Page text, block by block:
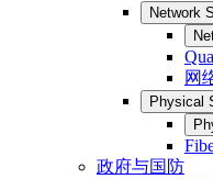
Network
网
Physical
政府与国防